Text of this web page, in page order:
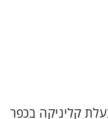
קליניקה בכפר